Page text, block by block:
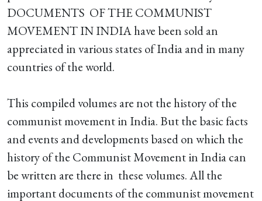
DOCUMENTS OF THE COMMUNIST
MOVEMENT IN INDIA have been sold an
appreciated in various states of India and in many
countries of the world.
This compiled volumes are not the history of the
communist movement in India. But the basic facts
and events and developments based on which the
history of the Communist Movement in India can
be written are there in these volumes. All the
important documents of the communist movement